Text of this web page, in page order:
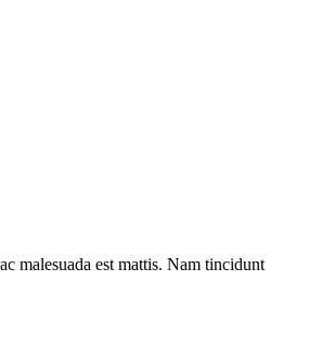
malesuada est mattis. Nam tincidunt